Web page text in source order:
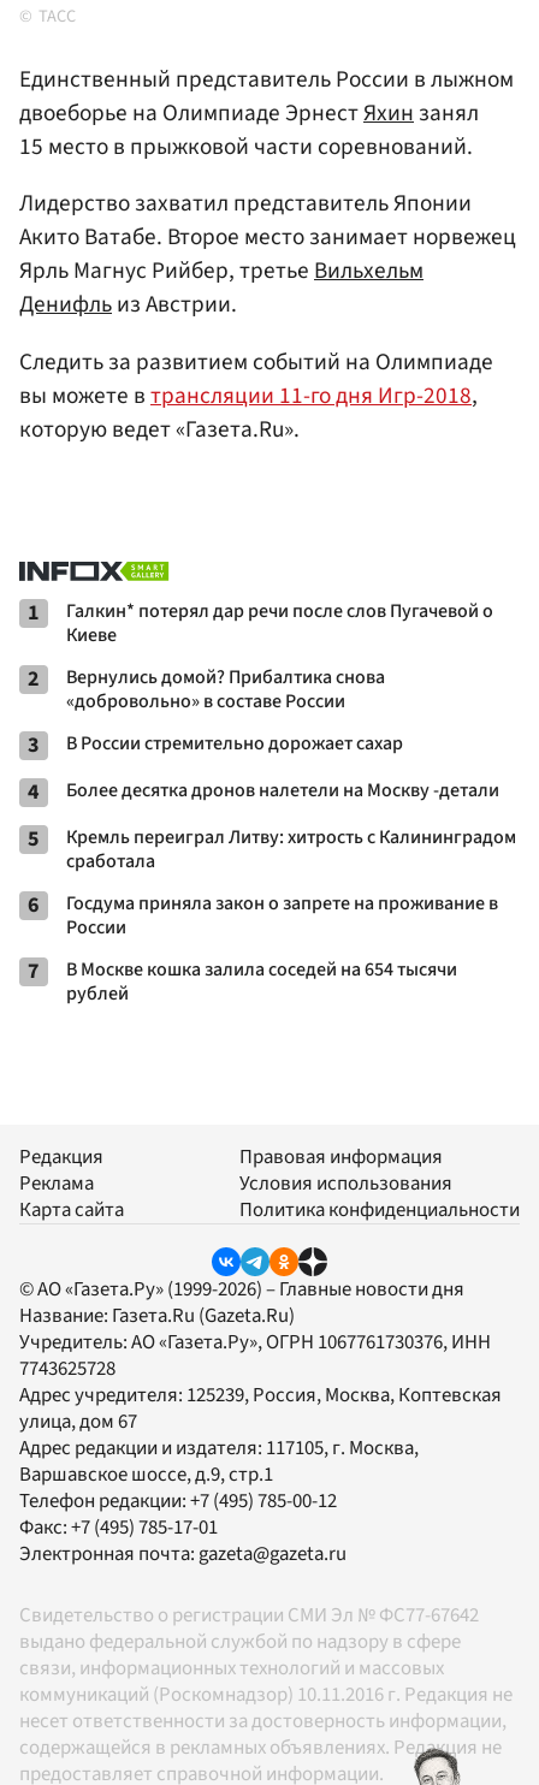
ТАСС
Единственный представитель России в лыжном
двоеборье на Олимпиаде ЭрнестЯхинзанял
15 место в прыжковой части соревнований.
Лидерство захватил представитель Японии
Акито Ватабе. Второе место занимает норвежец
Ярль Магнус Рийбер, третьеВильхельм
Денифльиз Австрии.
Следить за развитием событий на Олимпиаде
вы можете втрансляции 11-го дня Игр-2018,
которую ведет «Газета.Ru».
1
Галкин* потерял дар речи после слов Пугачевой о
Киеве
2
Вернулись домой? Прибалтика снова
«добровольно» в составе России
3 В России стремительно дорожает сахар
4 Более десятка дронов налетели на Москву -детали
5
Кремль переиграл Литву: хитрость с Калининградом
сработала
6
Госдума приняла закон о запрете на проживание в
России
7
В Москве кошка залила соседей на 654 тысячи
рублей
Редакция
Реклама
Карта сайта
Правовая информация
Условия использования
Политика конфиденциальности
© АО «Газета.Ру» (1999-2026) – Главные новости дня
Название: Газета.Ru (Gazeta.Ru)
Учредитель:АО «Газета.Ру», ОГРН 1067761730376, ИНН
7743625728
Адрес учредителя: 125239, Россия, Москва, Коптевская
улица, дом 67
Адрес редакции и издателя: 117105, г. Москва,
Варшавское шоссе, д.9, стр.1
Телефон редакции:+7 (495) 785-00-12
Факс:+7 (495) 785-17-01
Электронная почта:gazeta@gazeta.ru
Свидетельство о регистрации СМИ Эл № ФС77-67642
выдано федеральной службой по надзору в сфере
связи, информационных технологий и массовых
коммуникаций (Роскомнадзор) 10.11.2016 г. Редакция не
несет ответственности за достоверность информации,
содержащейся в рекламных объявлениях. Редакция не
предоставляет справочной информации.